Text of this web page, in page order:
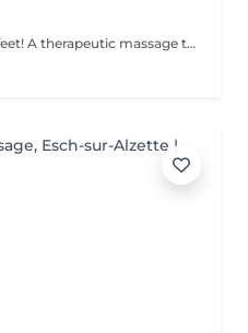
Balance the body through the feet! A therapeutic massage that applies pressure to specific reflex points on the feet, corresponding to different organs and systems in the body. Promotes relaxation, boosts circulation, and supports overall wellness.